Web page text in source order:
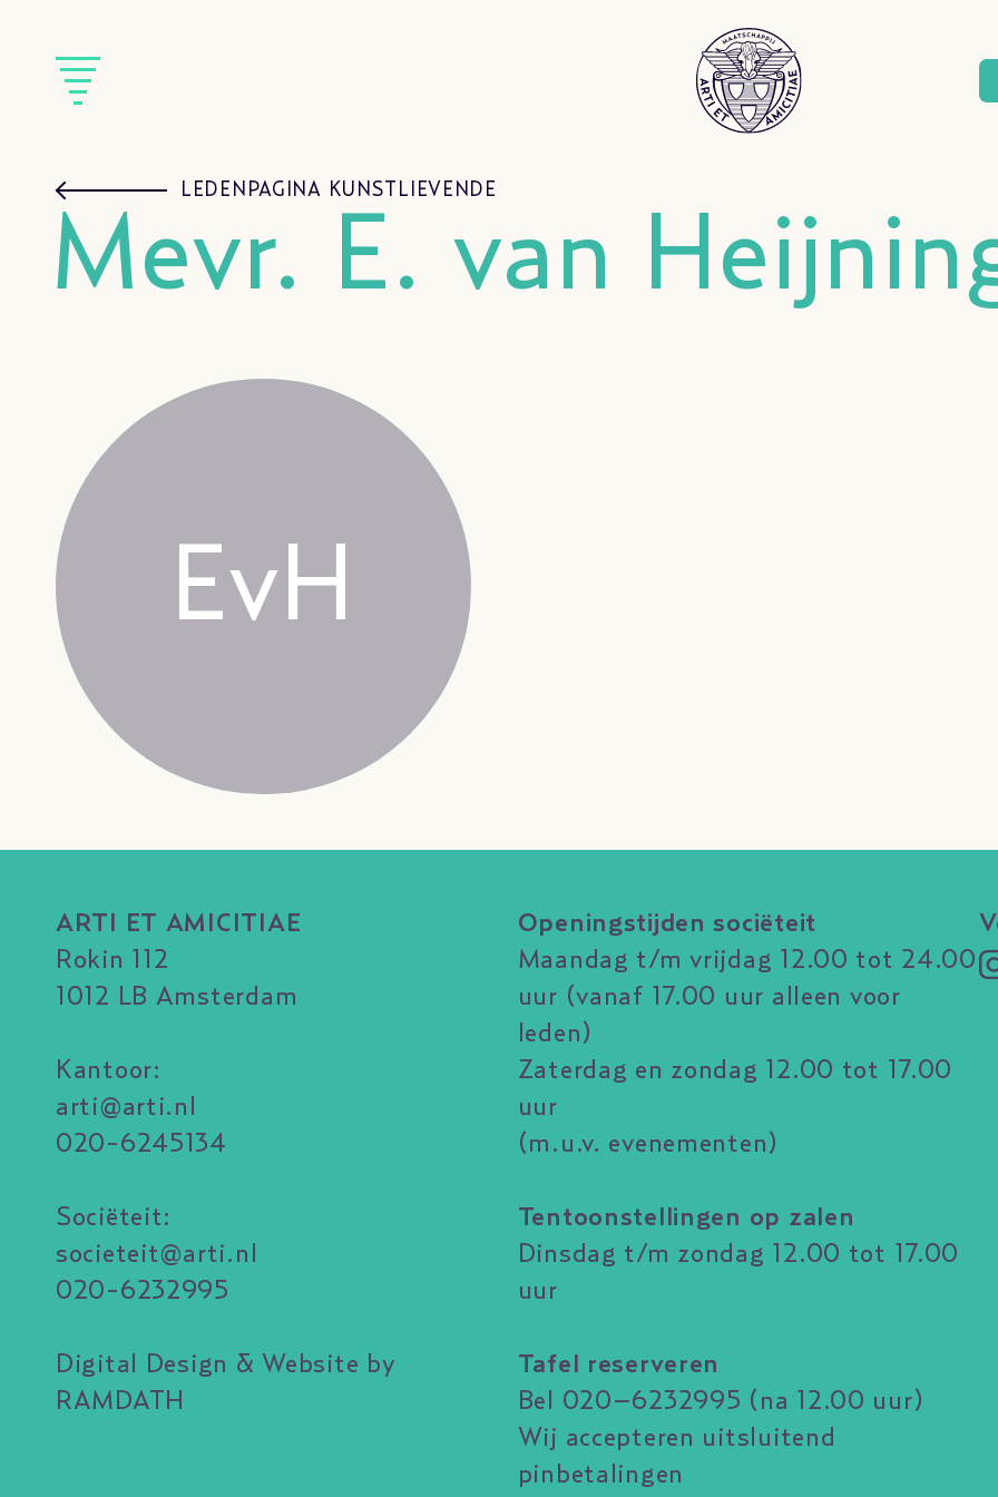
LEDENPAGINA KUNSTLIEVENDE
Mevr. E. van
EvH
ARTI ET AMICITIAE
Rokin 112
1012 LB Amsterdam
Kantoor:
arti@arti.nl
020-6245134
Sociëteit:
societeit@arti.nl
020-6232995
Digital Design & Website by
RAMDATH
Openingstijden sociëteit
Maandag t/m vrijdag 12.00 tot 24.00
uur (vanaf 17.00 uur alleen voor
leden)
Zaterdag en zondag 12.00 tot 17.00
uur
(m.u.v. evenementen)
Tentoonstellingen op zalen
Dinsdag t/m zondag 12.00 tot 17.00
uur
Tafel reserveren
Bel 020–6232995 (na 12.00 uur)
Wij accepteren uitsluitend
pinbetalingen